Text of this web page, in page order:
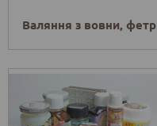
Валяння з вовни, фетр